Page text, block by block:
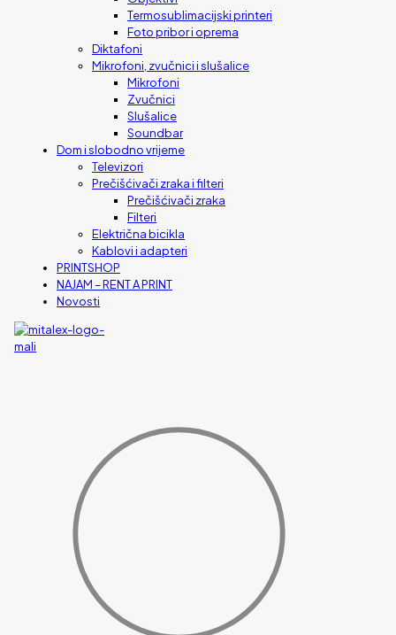
Termosublimacijski printeri
Foto pribor i oprema
Diktafoni
Mikrofoni, zvučnici i slušalice
Mikrofoni
Zvučnici
Slušalice
Soundbar
Dom i slobodno vrijeme
Televizori
Prečišćivači zraka i filteri
Prečišćivači zraka
Filteri
Električna bicikla
Kablovi i adapteri
PRINTSHOP
NAJAM – RENT A PRINT
Novosti